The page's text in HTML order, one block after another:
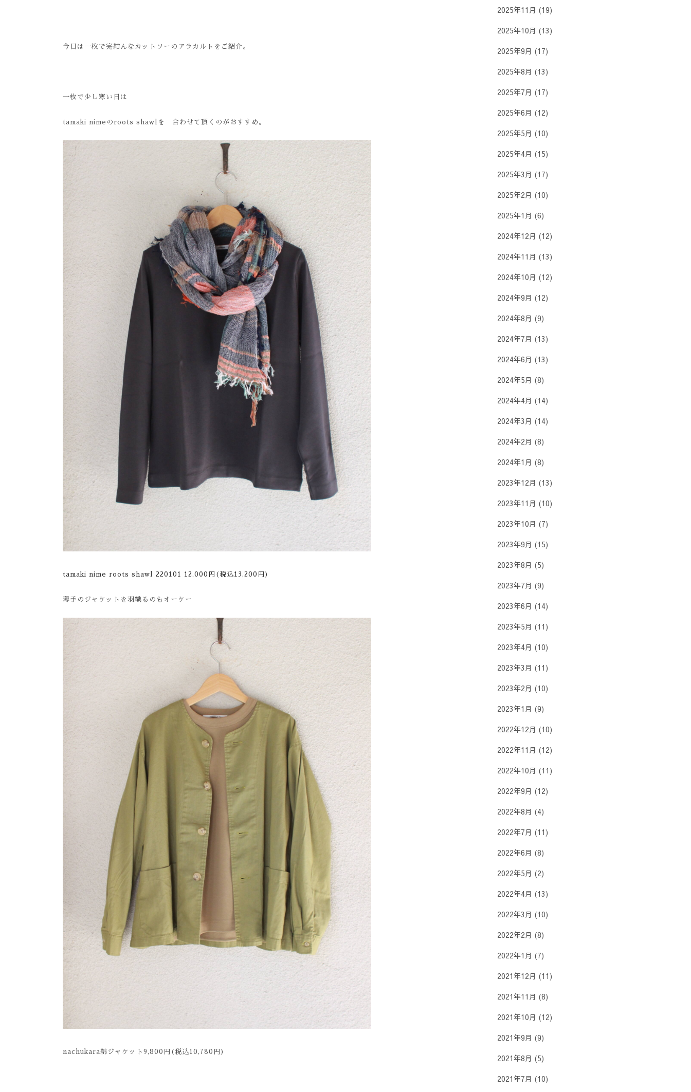
今日は一枚で完結んなカットソーのアラカルトをご紹介。
一枚で少し寒い日は
tamaki nimeのroots shawlを 合わせて頂くのがおすすめ。
tamaki nime roots shawl 220101 12,000円(税込13,200円)
薄手のジャケットを羽織るのもオーケー
nachukara綿ジャケット9,800円(税込10,780円)
2025年11月 (19)
2025年10月 (13)
2025年9月 (17)
2025年8月 (13)
2025年7月 (17)
2025年6月 (12)
2025年5月 (10)
2025年4月 (15)
2025年3月 (17)
2025年2月 (10)
2025年1月 (6)
2024年12月 (12)
2024年11月 (13)
2024年10月 (12)
2024年9月 (12)
2024年8月 (9)
2024年7月 (13)
2024年6月 (13)
2024年5月 (8)
2024年4月 (14)
2024年3月 (14)
2024年2月 (8)
2024年1月 (8)
2023年12月 (13)
2023年11月 (10)
2023年10月 (7)
2023年9月 (15)
2023年8月 (5)
2023年7月 (9)
2023年6月 (14)
2023年5月 (11)
2023年4月 (10)
2023年3月 (11)
2023年2月 (10)
2023年1月 (9)
2022年12月 (10)
2022年11月 (12)
2022年10月 (11)
2022年9月 (12)
2022年8月 (4)
2022年7月 (11)
2022年6月 (8)
2022年5月 (2)
2022年4月 (13)
2022年3月 (10)
2022年2月 (8)
2022年1月 (7)
2021年12月 (11)
2021年11月 (8)
2021年10月 (12)
2021年9月 (9)
2021年8月 (5)
2021年7月 (10)